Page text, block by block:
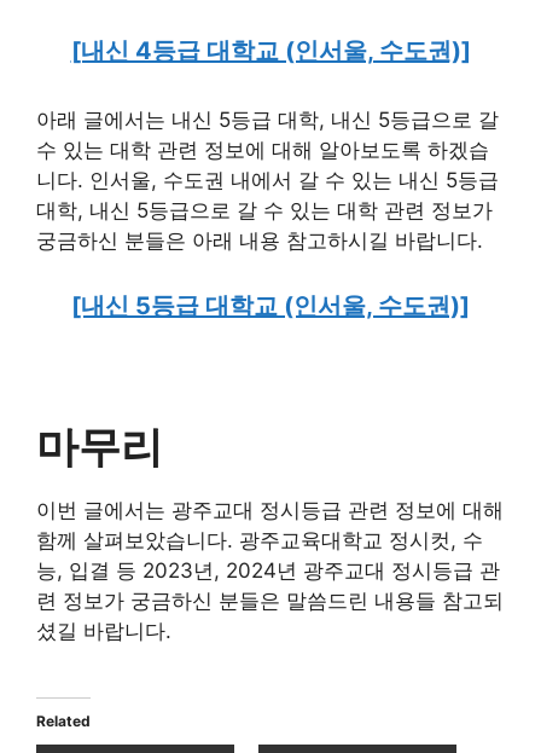
[내신 4등급 대학교 (인서울, 수도권)]
아래 글에서는 내신 5등급 대학, 내신 5등급으로 갈
수 있는 대학 관련 정보에 대해 알아보도록 하겠습
니다. 인서울, 수도권 내에서 갈 수 있는 내신 5등급
대학, 내신 5등급으로 갈 수 있는 대학 관련 정보가
궁금하신 분들은 아래 내용 참고하시길 바랍니다.
[내신 5등급 대학교 (인서울, 수도권)]
마무리
이번 글에서는 광주교대 정시등급 관련 정보에 대해
함께 살펴보았습니다. 광주교육대학교 정시컷, 수
능, 입결 등 2023년, 2024년 광주교대 정시등급 관
련 정보가 궁금하신 분들은 말씀드린 내용들 참고되
셨길 바랍니다.
Related